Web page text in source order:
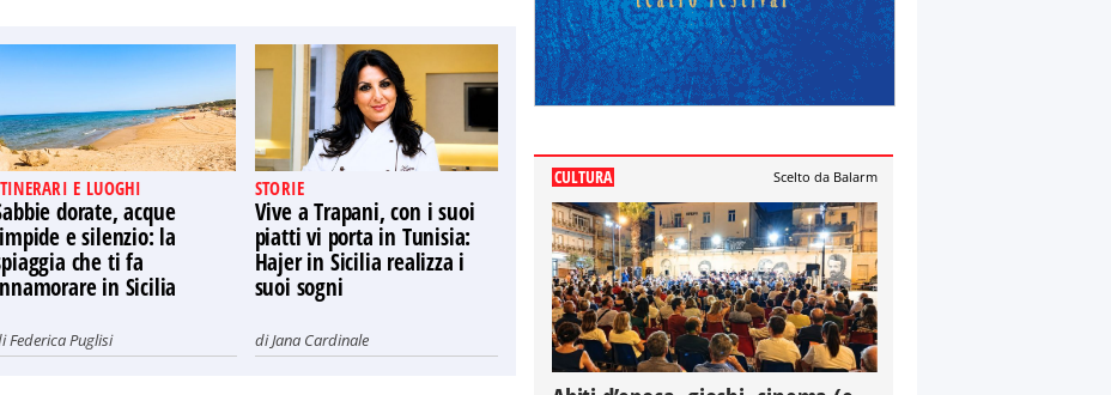
E LUOGHI
dorate, acque
e silenzio: la
che ti fa
in Sicilia
Federica Puglisi
STORIE
Vive a Trapani, con i suoi
piatti vi porta in Tunisia:
Hajer in Sicilia realizza i
suoi sogni
diJana Cardinale
CULTURA Scelto da Balarm